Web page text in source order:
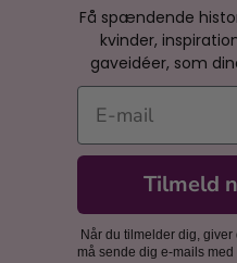
Få spændende
kvinder,
gaveidéer, som
E-mail
Tilmeld
Når du tilmelder dig,
må sende dig e-mails